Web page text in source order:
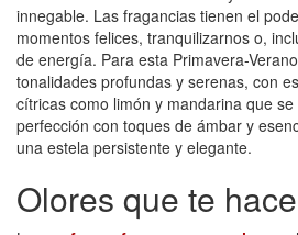
innegable. Las fragancias tienen el
momentos felices, tranquilizarnos o,
de energía. Para esta Primavera-
tonalidades profundas y serenas, con
cítricas como limón y mandarina que
perfección con toques de ámbar y
una estela persistente y elegante.
Olores que te